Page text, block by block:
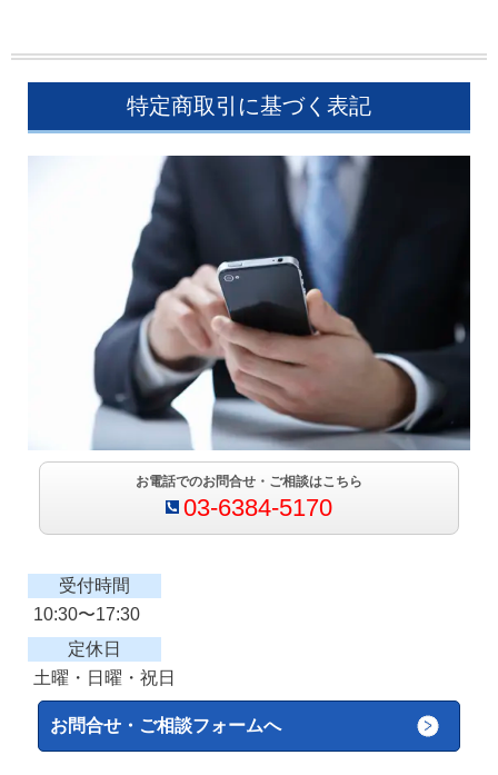
特定商取引に基づく表記
お電話でのお問合せ・ご相談はこちら
03-6384-5170
受付時間
10:30〜17:30
定休日
土曜・日曜・祝日
お問合せ・ご相談フォームへ